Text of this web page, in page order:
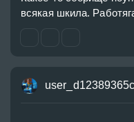
всякая шкила.
user_d12389365c